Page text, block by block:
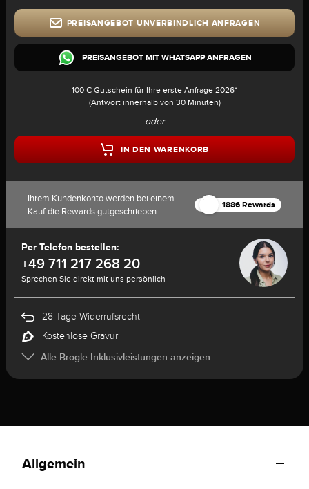
PREISANGEBOT UNVERBINDLICH ANFRAGEN
PREISANGEBOT MIT WHATSAPP ANFRAGEN
100 € Gutschein für Ihre erste Anfrage 2026*
(Antwort innerhalb von 30 Minuten)
oder
IN DEN WARENKORB
Ihrem Kundenkonto werden bei einem
Kauf die Rewards gutgeschrieben
1886 Rewards
Per Telefon bestellen:
+49 711 217 268 20
Sprechen Sie direkt mit uns persönlich
28 Tage Widerrufsrecht
Kostenlose Gravur
Alle Brogle-Inklusivleistungen anzeigen
Allgemein